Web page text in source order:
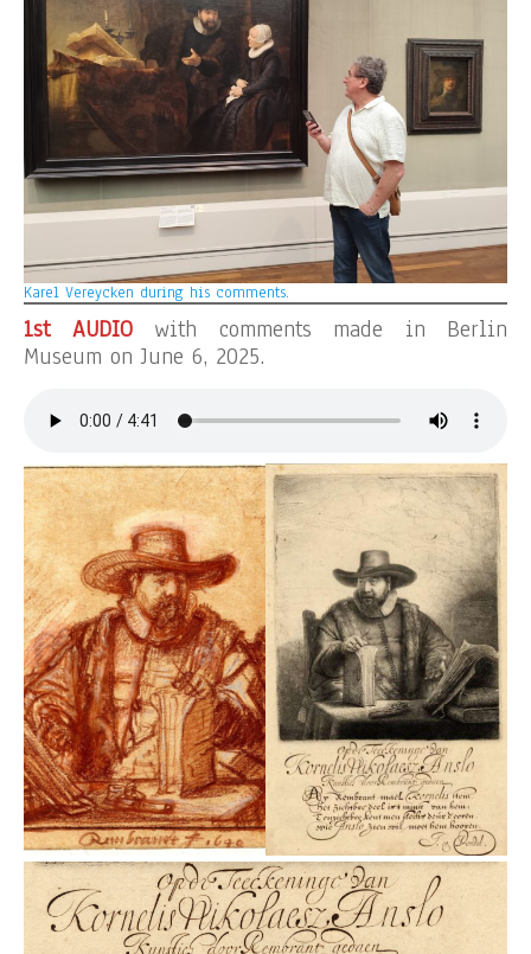
Karel Vereycken during his comments.
1st AUDIOwith comments made in Berlin
Museum on June 6, 2025.